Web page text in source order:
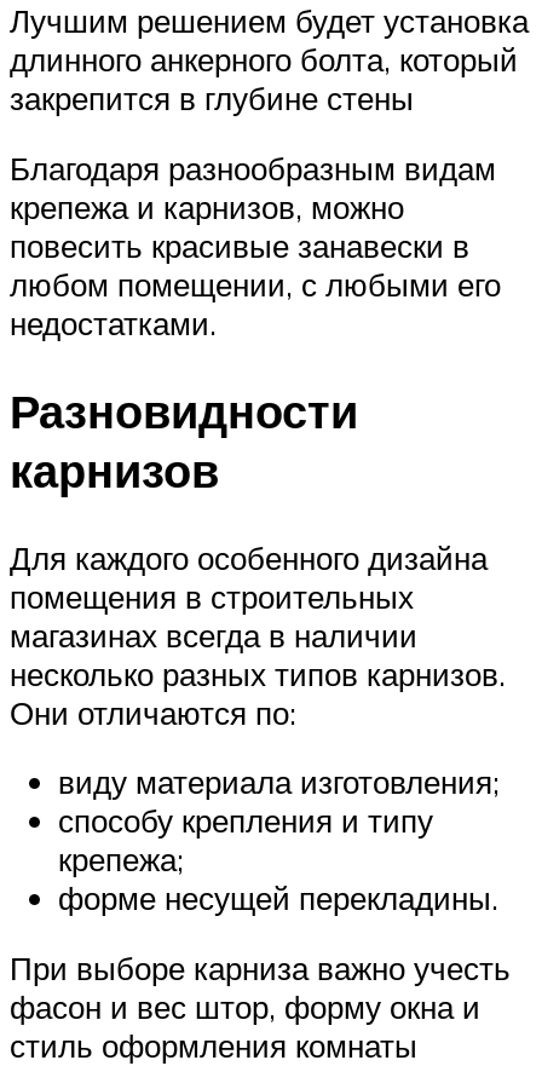
Лучшим решением будет установка
длинного анкерного болта, который
закрепится в глубине стены
Благодаря разнообразным видам
крепежа и карнизов, можно
повесить красивые занавески в
любом помещении, с любыми его
недостатками.
Разновидности
карнизов
Для каждого особенного дизайна
помещения в строительных
магазинах всегда в наличии
несколько разных типов карнизов.
Они отличаются по:
виду материала изготовления;
способу крепления и типу
крепежа;
форме несущей перекладины.
При выборе карниза важно учесть
фасон и вес штор, форму окна и
стиль оформления комнаты